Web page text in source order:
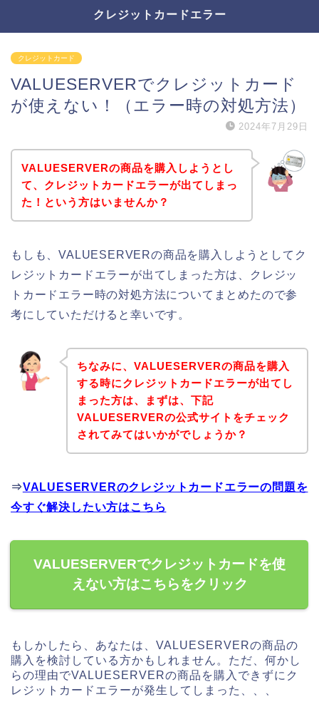
クレジットカードエラー
クレジットカード
VALUESERVERでクレジットカード
が使えない！（エラー時の対処方法）
2024年7月29日
VALUESERVERの商品を購入しようとし
て、クレジットカードエラーが出てしまっ
た！という方はいませんか？
もしも、VALUESERVERの商品を購入しようとしてク
レジットカードエラーが出てしまった方は、クレジッ
トカードエラー時の対処方法についてまとめたので参
考にしていただけると幸いです。
ちなみに、VALUESERVERの商品を購入
する時にクレジットカードエラーが出てし
まった方は、まずは、下記
VALUESERVERの公式サイトをチェック
されてみてはいかがでしょうか？
⇒VALUESERVERのクレジットカードエラーの問題を
今すぐ解決したい方はこちら
VALUESERVERでクレジットカードを使
えない方はこちらをクリック
もしかしたら、あなたは、VALUESERVERの商品の
購入を検討している方かもしれません。ただ、何かし
らの理由でVALUESERVERの商品を購入できずにク
レジットカードエラーが発生してしまった、、、